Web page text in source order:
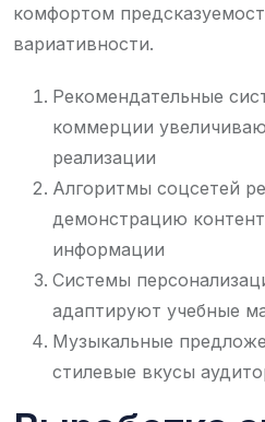
комфортом
вариативности.
Рекомендательные
коммерции
реализации
Алгоритмы соцсетей
демонстрацию
информации
Системы
адаптируют учебные
Музыкальные
стилевые вкусы